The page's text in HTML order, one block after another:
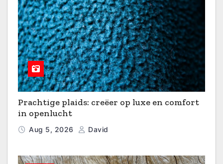
Prachtige plaids: creëer op luxe en comfort
in openlucht
Aug 5, 2026 David